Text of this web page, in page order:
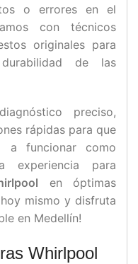
o errores en el
con técnicos
originales para
de las
preciso,
rápidas para que
a funcionar como
experiencia para
en óptimas
mismo y disfruta
en Medellín!
Whirlpool